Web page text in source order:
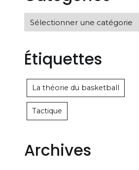
Catégories
Étiquettes
La théorie du basketball
Tactique
Archives